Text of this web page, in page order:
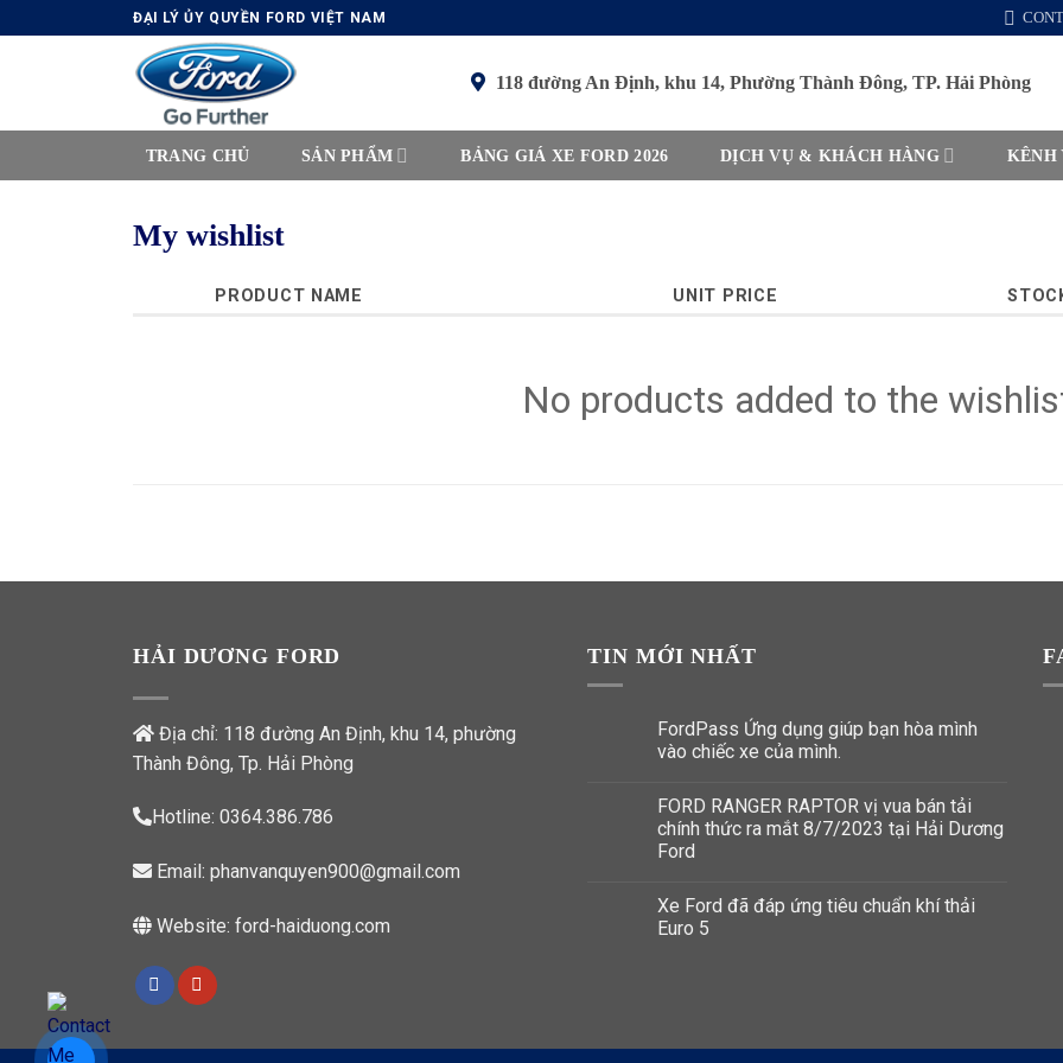
to
ĐẠI LÝ ỦY QUYỀN FORD VIỆT NAM
118 đường An Định, khu 14, Phường Thành Đông, TP. Hải Phòng
TRANG CHỦ SẢN PHẨM BẢNG GIÁ XE FORD 2026 DỊCH VỤ & KHÁCH HÀNG KÊNH
My wishlist
PRODUCT NAME UNIT PRICE
No products added to the
HẢI DƯƠNG FORD
Địa chỉ: 118 đường An Định, khu 14, phường
Thành Đông, Tp. Hải Phòng
Hotline: 0364.386.786
Email: phanvanquyen900@gmail.com
Website: ford-haiduong.com
TIN MỚI NHẤT
FordPass Ứng dụng giúp bạn hòa mình
vào chiếc xe của mình.
FORD RANGER RAPTOR vị vua bán tải
chính thức ra mắt 8/7/2023 tại Hải Dương
Ford
Xe Ford đã đáp ứng tiêu chuẩn khí thải
Euro 5